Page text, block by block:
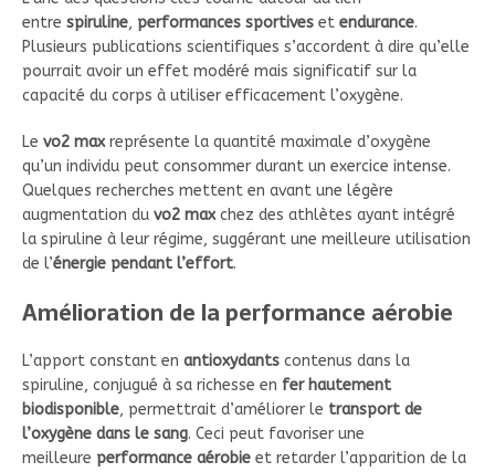
entre spiruline, performances sportives et endurance.
Plusieurs publications scientifiques s’accordent à dire qu’elle
pourrait avoir un effet modéré mais significatif sur la
capacité du corps à utiliser efficacement l’oxygène.
Le vo2 maxreprésente la quantité maximale d’oxygène
qu’un individu peut consommer durant un exercice intense.
Quelques recherches mettent en avant une légère
augmentation du vo2 maxchez des athlètes ayant intégré
la spiruline à leur régime, suggérant une meilleure utilisation
de l’énergie pendant l’effort.
Amélioration de la performance aérobie
L’apport constant en antioxydants contenus dans la
spiruline, conjugué à sa richesse en fer hautement
biodisponible, permettrait d’améliorer le transport de
l’oxygène dans le sang. Ceci peut favoriser une
meilleure performance aérobie et retarder l’apparition de la